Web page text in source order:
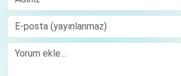
E-posta (yayınlanmaz)
Comment